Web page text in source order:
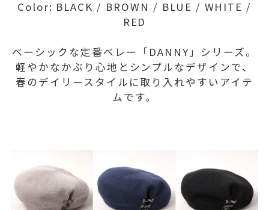
Color: BLACK / BROWN / BLUE / WHITE /
RED
ベーシックな定番ベレー「DANNY」シリーズ。
軽やかなかぶり心地とシンプルなデザインで、
春のデイリースタイルに取り入れやすいアイテ
ムです。